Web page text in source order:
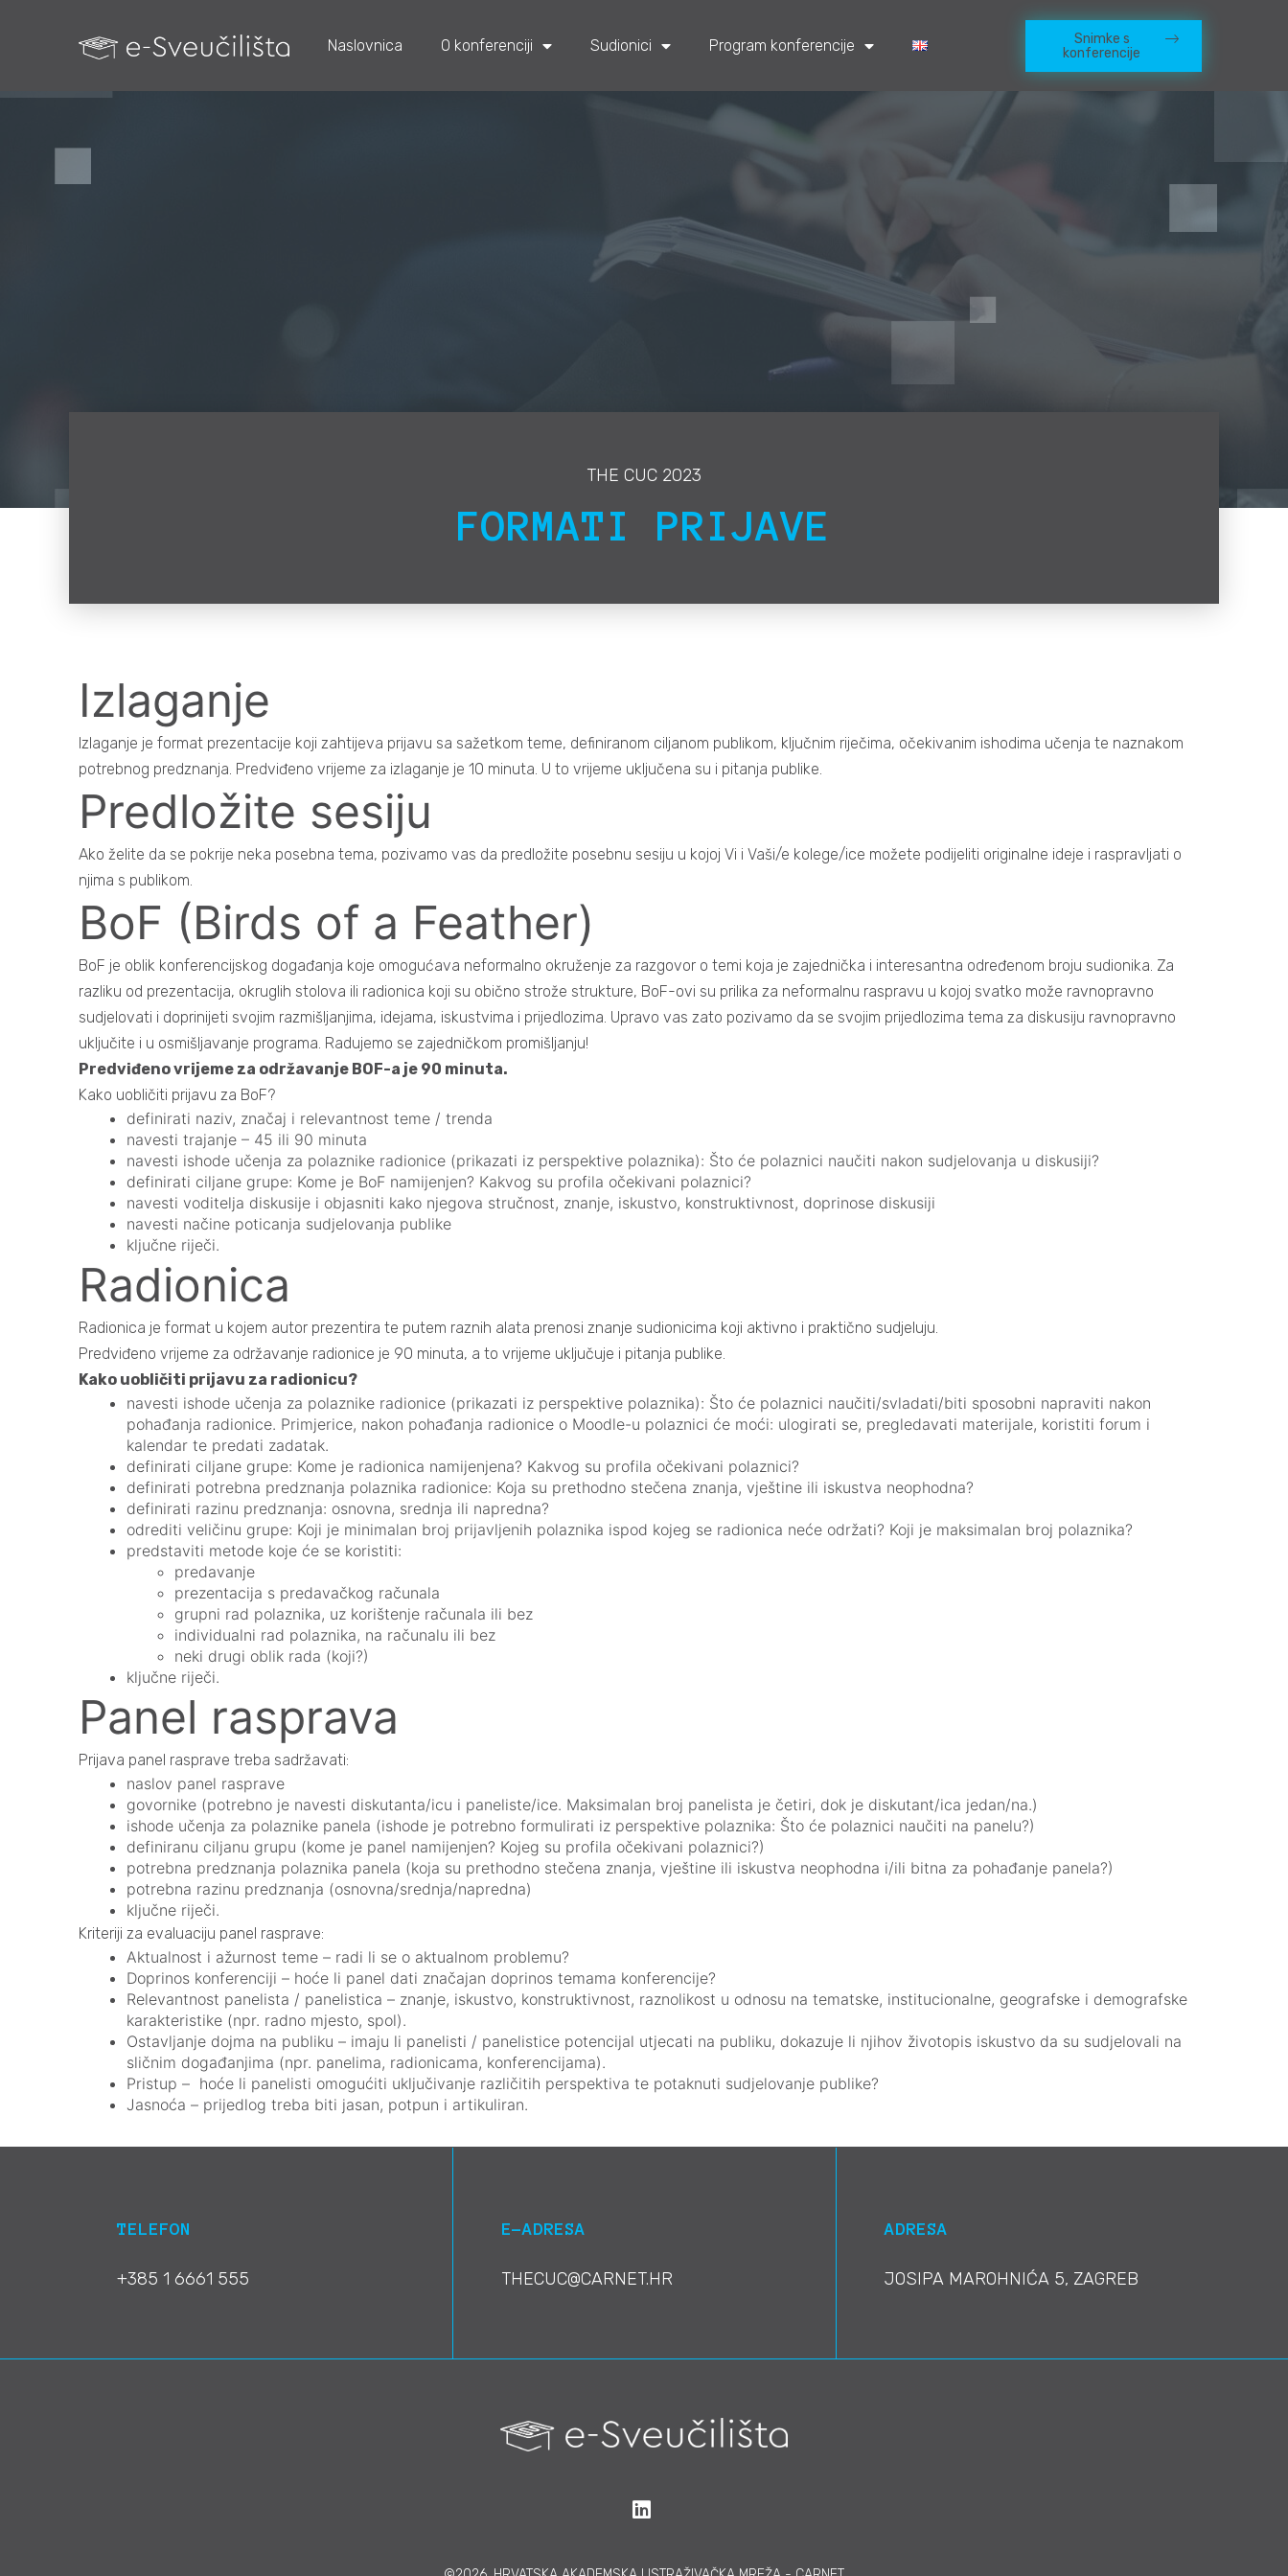
Naslovnica O konferenciji Sudionici Program konferencije
Snimke s
konferencije
THE CUC 2023
FORMATI PRIJAVE
Izlaganje
Izlaganje je format prezentacije koji zahtijeva prijavu sa sažetkom teme, definiranom ciljanom publikom, ključnim riječima, očekivanim ishodima učenja te naznakom
potrebnog predznanja. Predviđeno vrijeme za izlaganje je 10 minuta. U to vrijeme uključena su i pitanja publike.
Predložite sesiju
Ako želite da se pokrije neka posebna tema, pozivamo vas da predložite posebnu sesiju u kojoj Vi i Vaši/e kolege/ice možete podijeliti originalne ideje i raspravljati o
njima s publikom.
BoF (Birds of a Feather)
BoF je oblik konferencijskog događanja koje omogućava neformalno okruženje za razgovor o temi koja je zajednička i interesantna određenom broju sudionika. Za
razliku od prezentacija, okruglih stolova ili radionica koji su obično strože strukture, BoF-ovi su prilika za neformalnu raspravu u kojoj svatko može ravnopravno
sudjelovati i doprinijeti svojim razmišljanjima, idejama, iskustvima i prijedlozima. Upravo vas zato pozivamo da se svojim prijedlozima tema za diskusiju ravnopravno
uključite i u osmišljavanje programa. Radujemo se zajedničkom promišljanju!
Predviđeno vrijeme za održavanje BOF-a je 90 minuta.
Kako uobličiti prijavu za BoF?
definirati naziv, značaj i relevantnost teme / trenda
navesti trajanje – 45 ili 90 minuta
navesti ishode učenja za polaznike radionice (prikazati iz perspektive polaznika): Što će polaznici naučiti nakon sudjelovanja u diskusiji?
definirati ciljane grupe: Kome je BoF namijenjen? Kakvog su profila očekivani polaznici?
navesti voditelja diskusije i objasniti kako njegova stručnost, znanje, iskustvo, konstruktivnost, doprinose diskusiji
navesti načine poticanja sudjelovanja publike
ključne riječi.
Radionica
Radionica je format u kojem autor prezentira te putem raznih alata prenosi znanje sudionicima koji aktivno i praktično sudjeluju.
Predviđeno vrijeme za održavanje radionice je 90 minuta, a to vrijeme uključuje i pitanja publike.
Kako uobličiti prijavu za radionicu?
navesti ishode učenja za polaznike radionice (prikazati iz perspektive polaznika): Što će polaznici naučiti/svladati/biti sposobni napraviti nakon
pohađanja radionice. Primjerice, nakon pohađanja radionice o Moodle-u polaznici će moći: ulogirati se, pregledavati materijale, koristiti forum i
kalendar te predati zadatak.
definirati ciljane grupe: Kome je radionica namijenjena? Kakvog su profila očekivani polaznici?
definirati potrebna predznanja polaznika radionice: Koja su prethodno stečena znanja, vještine ili iskustva neophodna?
definirati razinu predznanja: osnovna, srednja ili napredna?
odrediti veličinu grupe: Koji je minimalan broj prijavljenih polaznika ispod kojeg se radionica neće održati? Koji je maksimalan broj polaznika?
predstaviti metode koje će se koristiti:
predavanje
prezentacija s predavačkog računala
grupni rad polaznika, uz korištenje računala ili bez
individualni rad polaznika, na računalu ili bez
neki drugi oblik rada (koji?)
ključne riječi.
Panel rasprava
Prijava panel rasprave treba sadržavati:
naslov panel rasprave
govornike (potrebno je navesti diskutanta/icu i paneliste/ice. Maksimalan broj panelista je četiri, dok je diskutant/ica jedan/na.)
ishode učenja za polaznike panela (ishode je potrebno formulirati iz perspektive polaznika: Što će polaznici naučiti na panelu?)
definiranu ciljanu grupu (kome je panel namijenjen? Kojeg su profila očekivani polaznici?)
potrebna predznanja polaznika panela (koja su prethodno stečena znanja, vještine ili iskustva neophodna i/ili bitna za pohađanje panela?)
potrebna razinu predznanja (osnovna/srednja/napredna)
ključne riječi.
Kriteriji za evaluaciju panel rasprave:
Aktualnost i ažurnost teme – radi li se o aktualnom problemu?
Doprinos konferenciji – hoće li panel dati značajan doprinos temama konferencije?
Relevantnost panelista / panelistica – znanje, iskustvo, konstruktivnost, raznolikost u odnosu na tematske, institucionalne, geografske i demografske
karakteristike (npr. radno mjesto, spol).
Ostavljanje dojma na publiku – imaju li panelisti / panelistice potencijal utjecati na publiku, dokazuje li njihov životopis iskustvo da su sudjelovali na
sličnim događanjima (npr. panelima, radionicama, konferencijama).
Pristup – hoće li panelisti omogućiti uključivanje različitih perspektiva te potaknuti sudjelovanje publike?
Jasnoća – prijedlog treba biti jasan, potpun i artikuliran.
TELEFON
+385 1 6661 555
E-ADRESA
THECUC@CARNET.HR
ADRESA
JOSIPA MAROHNIĆA 5, ZAGREB